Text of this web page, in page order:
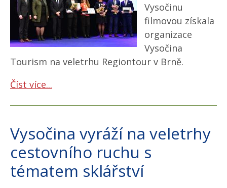
Vysočinu
filmovou získala
organizace
Vysočina
Tourism na veletrhu Regiontour v Brně.
Číst více...
Vysočina vyráží na veletrhy
cestovního ruchu s
tématem sklářství